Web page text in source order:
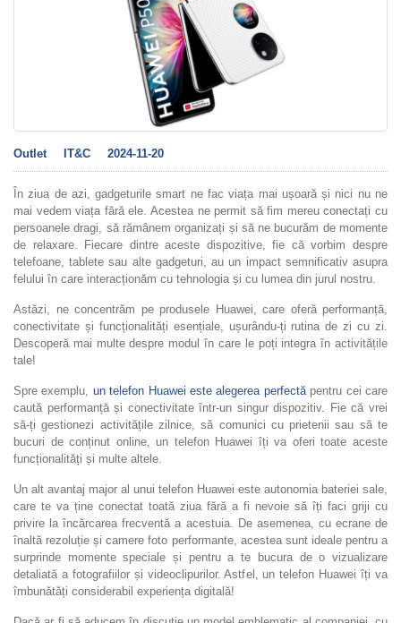
Outlet IT&C 2024-11-20
În ziua de azi, gadgeturile smart ne fac viața mai ușoară și nici nu ne
mai vedem viața fără ele. Acestea ne permit să fim mereu conectați cu
persoanele dragi, să rămânem organizați și să ne bucurăm de momente
de relaxare. Fiecare dintre aceste dispozitive, fie că vorbim despre
telefoane, tablete sau alte gadgeturi, au un impact semnificativ asupra
felului în care interacționăm cu tehnologia și cu lumea din jurul nostru.
Astăzi, ne concentrăm pe produsele Huawei, care oferă performanță,
conectivitate și funcționalități esențiale, ușurându-ți rutina de zi cu zi.
Descoperă mai multe despre modul în care le poți integra în activitățile
tale!
Spre exemplu, un telefon Huawei este alegerea perfectăpentru cei care
caută performanță și conectivitate într-un singur dispozitiv. Fie că vrei
să-ți gestionezi activitățile zilnice, să comunici cu prietenii sau să te
bucuri de conținut online, un telefon Huawei îți va oferi toate aceste
funcționalități și multe altele.
Un alt avantaj major al unui telefon Huawei este autonomia bateriei sale,
care te va ține conectat toată ziua fără a fi nevoie să îți faci griji cu
privire la încărcarea frecventă a acestuia. De asemenea, cu ecrane de
înaltă rezoluție și camere foto performante, acestea sunt ideale pentru a
surprinde momente speciale și pentru a te bucura de o vizualizare
detaliată a fotografiilor și videoclipurilor. Astfel, un telefon Huawei îți va
îmbunătăți considerabil experiența digitală!